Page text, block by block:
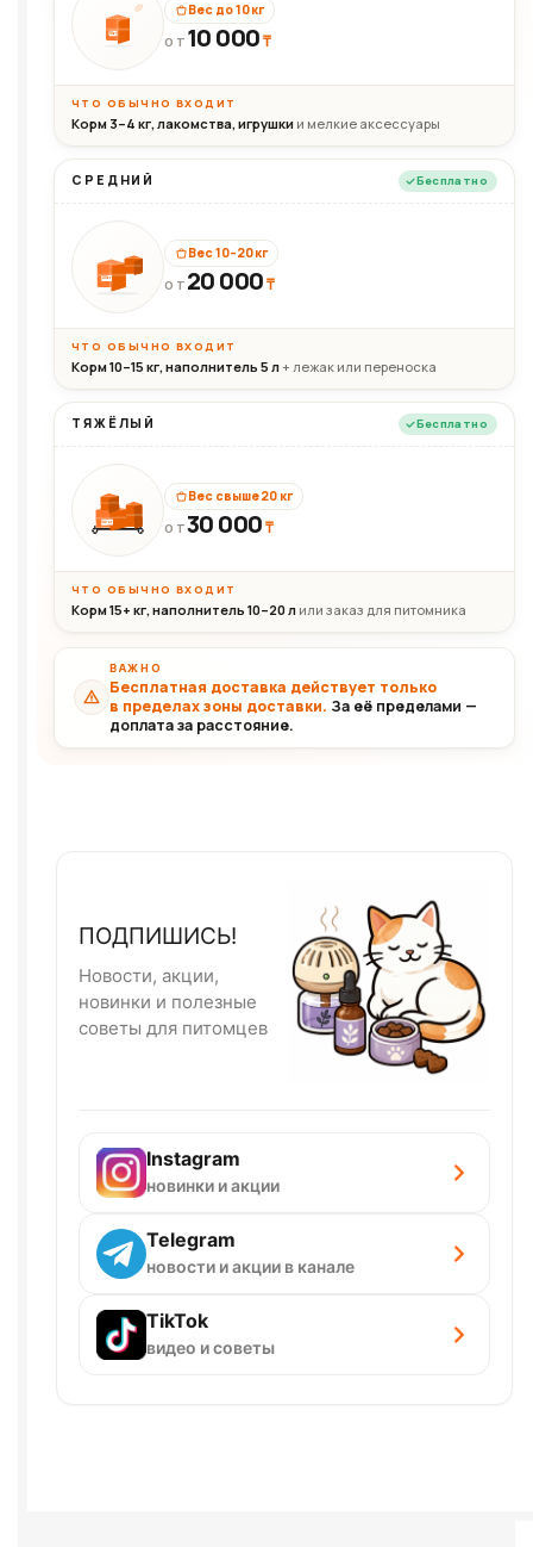
10кг
Вес до 10 кг
ОТ 10 000₸
ЧТО ОБЫЧНО ВХОДИТ
Корм 3–4 кг, лакомства, игрушки и мелкие аксессуары
СРЕДНИЙ Бесплатно
20кг
Вес 10–20 кг
ОТ 20 000₸
ЧТО ОБЫЧНО ВХОДИТ
Корм 10–15 кг, наполнитель 5 л+ лежак или переноска
ТЯЖЁЛЫЙ Бесплатно
30+кг
Вес свыше 20 кг
ОТ30 000₸
ЧТО ОБЫЧНО ВХОДИТ
Корм 15+ кг, наполнитель 10–20 л или заказ для питомника
ВАЖНО
Бесплатная доставка действует только
в пределах зоны доставки. За её пределами —
доплата за расстояние.
ПОДПИШИСЬ!
Новости, акции,
новинки и полезные
советы для питомцев
Instagram
новинки и акции
Telegram
новости и акции в канале
TikTok
видео и советы